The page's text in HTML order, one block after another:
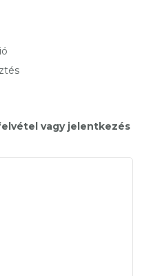
vagy jelentkezés